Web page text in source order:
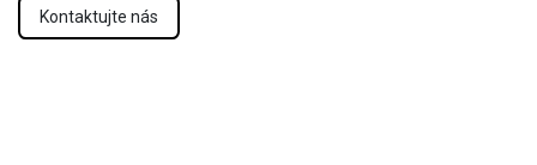
Kontaktujte nás